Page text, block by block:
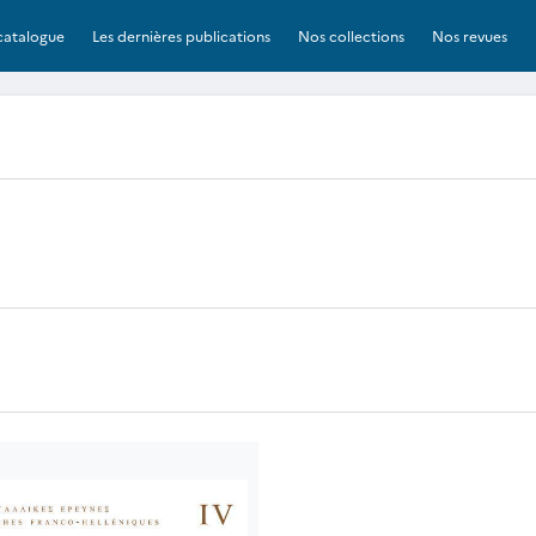
Les dernières publications Nos collections Nos revues